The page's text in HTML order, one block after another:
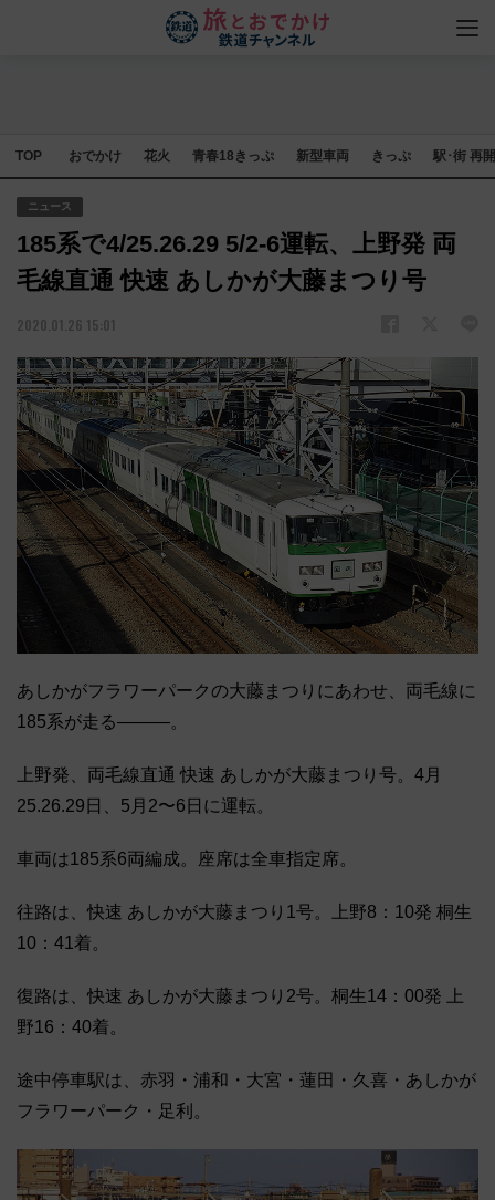
TOP おでかけ 花火 青春18きっぷ 新型車両 きっぷ 駅･街 再
ニュース
185系で4/25.26.29 5/2-6運転、上野発 両
毛線直通 快速 あしかが大藤まつり号
2020.01.26 15:01
あしかがフラワーパークの大藤まつりにあわせ、両毛線に
185系が走る―――。
上野発、両毛線直通 快速 あしかが大藤まつり号。4月
25.26.29日、5月2〜6日に運転。
車両は185系6両編成。座席は全車指定席。
往路は、快速 あしかが大藤まつり1号。上野8：10発 桐生
10：41着。
復路は、快速 あしかが大藤まつり2号。桐生14：00発 上
野16：40着。
途中停車駅は、赤羽・浦和・大宮・蓮田・久喜・あしかが
フラワーパーク・足利。